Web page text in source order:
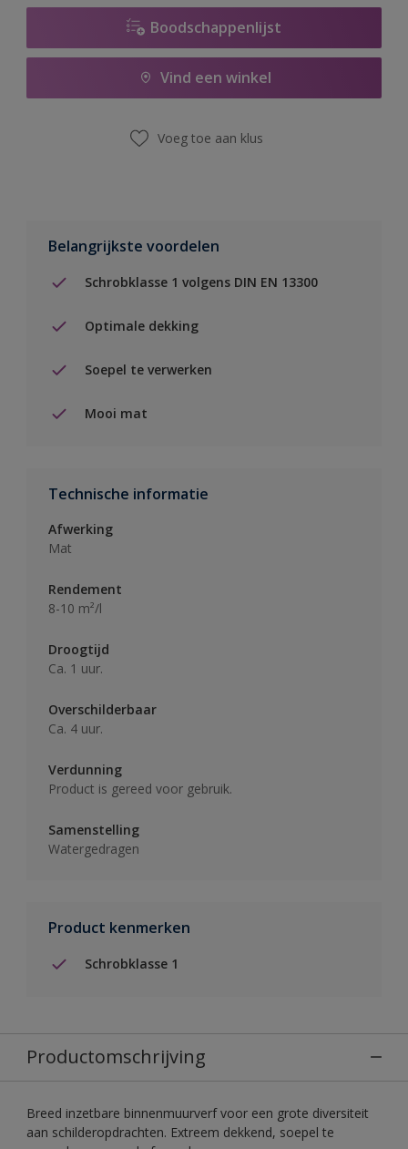
Boodschappenlijst
Vind een winkel
Voeg toe aan klus
Belangrijkste voordelen
Schrobklasse 1 volgens DIN EN 13300
Optimale dekking
Soepel te verwerken
Mooi mat
Technische informatie
Afwerking
Mat
Rendement
8-10 m²/l
Droogtijd
Ca. 1 uur.
Overschilderbaar
Ca. 4 uur.
Verdunning
Product is gereed voor gebruik.
Samenstelling
Watergedragen
Product kenmerken
Schrobklasse 1
Productomschrijving
Breed inzetbare binnenmuurverf voor een grote diversiteit
aan schilderopdrachten. Extreem dekkend, soepel te